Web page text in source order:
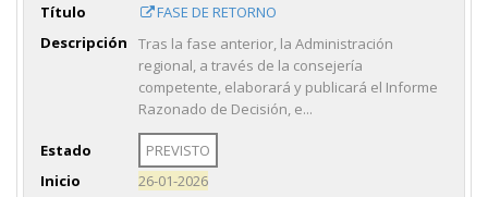
Título
FASE DE RETORNO
Descripción
Tras la fase anterior, la Administración
regional, a través de la consejería
competente, elaborará y publicará el Informe
Razonado de Decisión, e...
Estado
PREVISTO
Inicio
26-01-2026